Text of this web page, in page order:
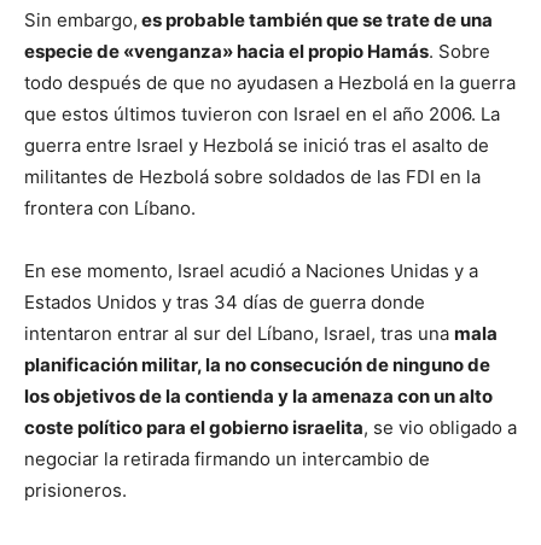
Sin embargo, es probable también que se trate de una
especie de «venganza» hacia el propio Hamás. Sobre
todo después de que no ayudasen a Hezbolá en la guerra
que estos últimos tuvieron con Israel en el año 2006. La
guerra entre Israel y Hezbolá se inició tras el asalto de
militantes de Hezbolá sobre soldados de las FDI en la
frontera con Líbano.
En ese momento, Israel acudió a Naciones Unidas y a
Estados Unidos y tras 34 días de guerra donde
intentaron entrar al sur del Líbano, Israel, tras una mala
planificación militar, la no consecución de ninguno de
los objetivos de la contienda y la amenaza con un alto
coste político para el gobierno israelita, se vio obligado a
negociar la retirada firmando un intercambio de
prisioneros.